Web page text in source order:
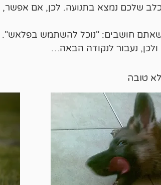
שלכם נמצא בתנועה. לכן, אם אפשר,
שאתם חושבים: "נוכל להשתמש
נעבור לנקודה הבאה…
טובה